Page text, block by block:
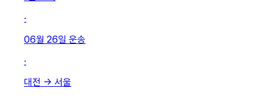
·
06월 26일 운송
·
대전 → 서울